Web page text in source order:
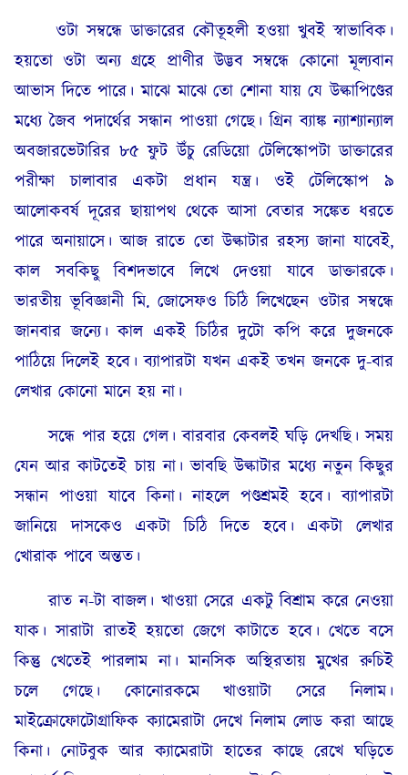
ওটা সম্বন্ধে ডাক্তারের কৌতূহলী হওয়া খুবই স্বাভাবিক।
হয়তো ওটা অন্য গ্রহে প্রাণীর উদ্ভব সম্বন্ধে কোনো মূল্যবান
আভাস দিতে পারে। মাঝে মাঝে তো শোনা যায় যে উল্কাপিণ্ডের
মধ্যে জৈব পদার্থের সন্ধান পাওয়া গেছে। গ্রিন ব্যাঙ্ক ন্যাশ্যান্যাল
অবজারভেটারির ৮৫ ফুট উঁচু রেডিয়ো টেলিস্কোপটা ডাক্তারের
পরীক্ষা চালাবার একটা প্রধান যন্ত্র। ওই টেলিস্কোপ ৯
আলোকবর্ষ দূরের ছায়াপথ থেকে আসা বেতার সঙ্কেত ধরতে
পারে অনায়াসে। আজ রাতে তো উল্কাটার রহস্য জানা যাবেই,
কাল সবকিছু বিশদভাবে লিখে দেওয়া যাবে ডাক্তারকে।
ভারতীয় ভূবিজ্ঞানী মি. জোসেফও চিঠি লিখেছেন ওটার সম্বন্ধে
জানবার জন্যে। কাল একই চিঠির দুটো কপি করে দুজনকে
পাঠিয়ে দিলেই হবে। ব্যাপারটা যখন একই তখন জনকে দু-বার
লেখার কোনো মানে হয় না।
সন্ধে পার হয়ে গেল। বারবার কেবলই ঘড়ি দেখছি। সময়
যেন আর কাটতেই চায় না। ভাবছি উল্কাটার মধ্যে নতুন কিছুর
সন্ধান পাওয়া যাবে কিনা। নাহলে পণ্ডশ্রমই হবে। ব্যাপারটা
জানিয়ে দাসকেও একটা চিঠি দিতে হবে। একটা লেখার
খোরাক পাবে অন্তত।
রাত ন-টা বাজল। খাওয়া সেরে একটু বিশ্রাম করে নেওয়া
যাক। সারাটা রাতই হয়তো জেগে কাটাতে হবে। খেতে বসে
কিন্তু খেতেই পারলাম না। মানসিক অস্থিরতায় মুখের রুচিই
চলে গেছে। কোনোরকমে খাওয়াটা সেরে নিলাম।
মাইক্রোফোটোগ্রাফিক ক্যামেরাটা দেখে নিলাম লোড করা আছে
কিনা। নোটবুক আর ক্যামেরাটা হাতের কাছে রেখে ঘড়িতে